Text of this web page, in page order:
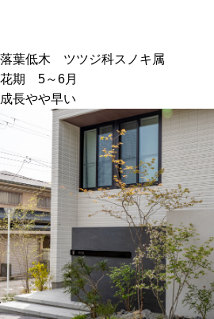
落葉低木 ツツジ科スノキ属
花期 5～6月
成長やや早い